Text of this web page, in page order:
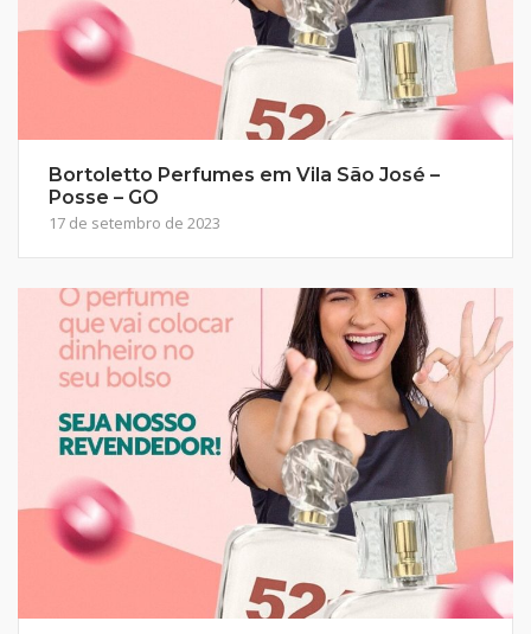
Bortoletto Perfumes em Vila São José –
Posse – GO
17 de setembro de 2023